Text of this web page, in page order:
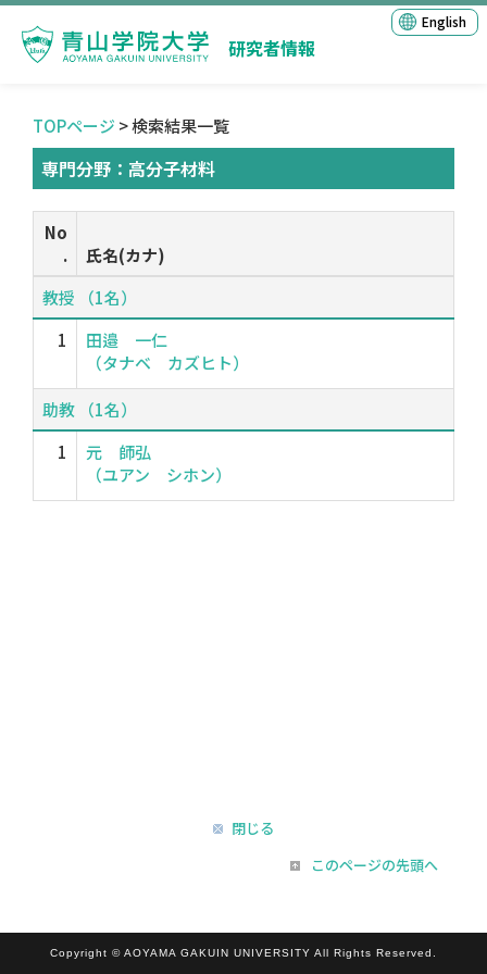
研究者情報
English
TOPページ > 検索結果一覧
専門分野：高分子材料
No
.
氏名(カナ)
教授 （1名）
1
田邉 一仁
（タナベ カズヒト）
助教 （1名）
1
元 師弘
（ユアン シホン）
閉じる
このページの先頭へ
Copyright © AOYAMA GAKUIN UNIVERSITY All Rights Reserved.